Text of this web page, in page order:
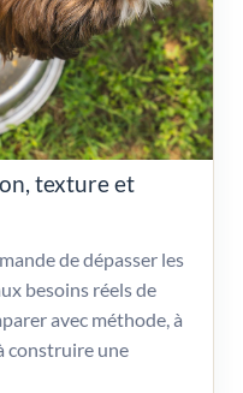
texture et
de dépasser les
besoins réels de
avec méthode, à
construire une